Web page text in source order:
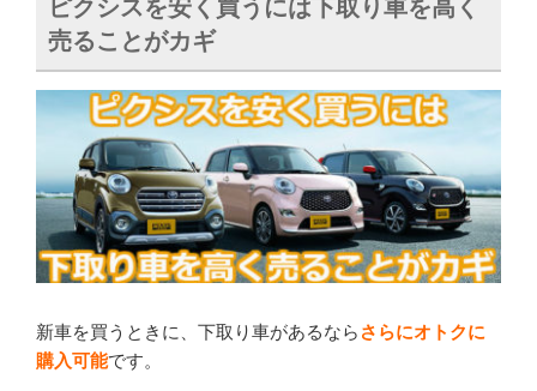
ピクシスを安く買うには下取り車を高く
売ることがカギ
新車を買うときに、下取り車があるなら さらにオトクに
購入可能です。